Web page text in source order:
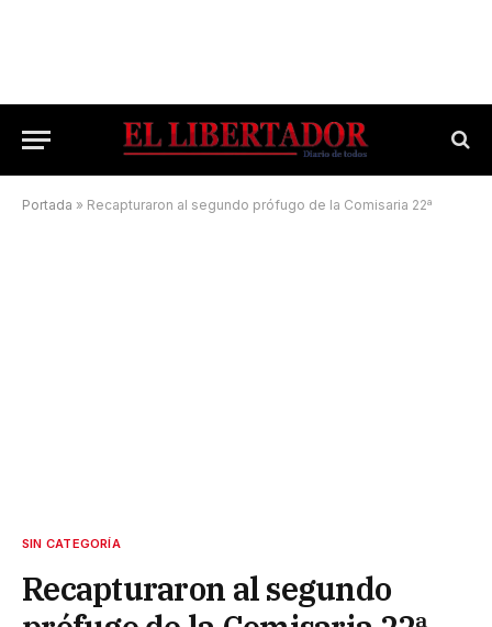
Portada » Recapturaron al segundo prófugo de la Comisaria 22ª
SIN CATEGORÍA
Recapturaron al segundo